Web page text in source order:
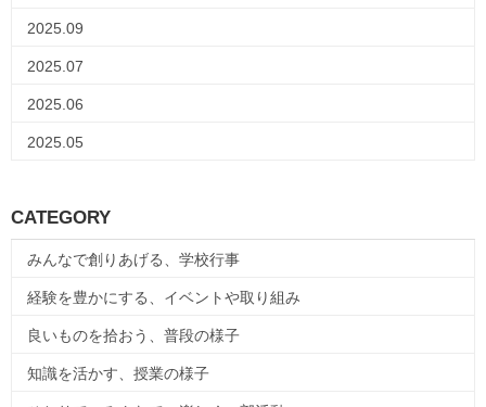
2025.09
2025.07
2025.06
2025.05
CATEGORY
みんなで創りあげる、学校行事
経験を豊かにする、イベントや取り組み
良いものを拾おう、普段の様子
知識を活かす、授業の様子